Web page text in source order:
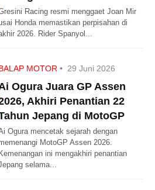
Racing resmi menggaet Joan Mir
Honda memastikan perpisahan di
2026. Rider Spanyol...
MOTOR • 29 Juni 2026
Ogura Juara GP Assen
Akhiri Penantian 22
Jepang di MotoGP
Ogura mencetak sejarah dengan
MotoGP Assen 2026.
Kemenangan ini mengakhiri penantian
selama...